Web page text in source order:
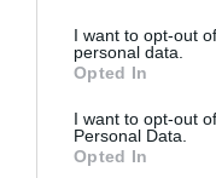
not limited to your visit
grant or deny consent
use your data for
consent section.
I want to opt-out
personal data.
Opted In
I want to opt-out
Personal Data.
Opted In
232 74
1 h 29 min